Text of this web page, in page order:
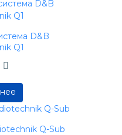
D&B
Q1
Q-Sub